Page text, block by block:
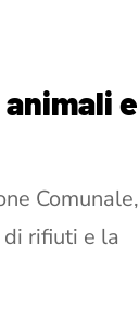
e
Comunale,
rifiuti e la